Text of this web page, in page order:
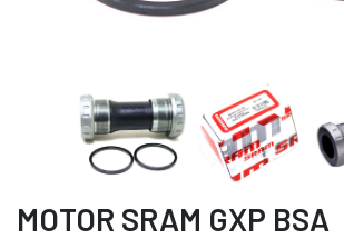
MOTOR SRAM GXP BSA